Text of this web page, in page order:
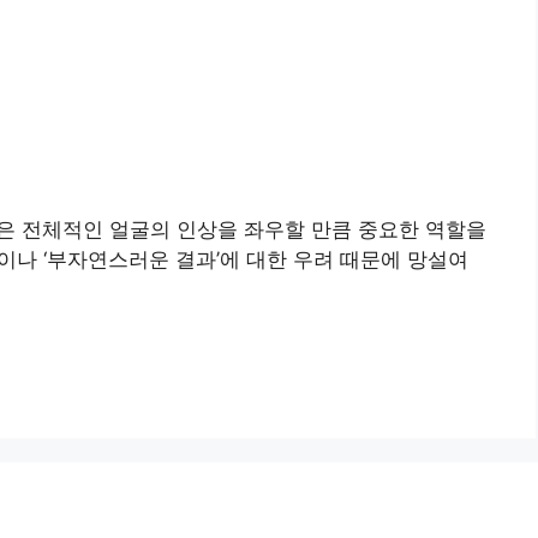
전체적인 얼굴의 인상을 좌우할 만큼 중요한 역할을
‘부자연스러운 결과’에 대한 우려 때문에 망설여